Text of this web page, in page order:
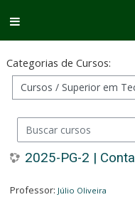
Categorias de Cursos:
Buscar cursos
2025-PG-2 |
Professor: Júlio Oliveira